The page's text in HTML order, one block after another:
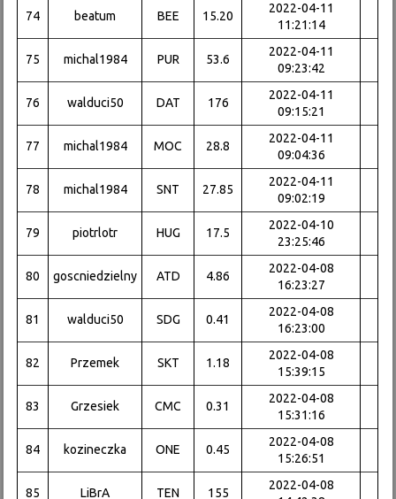
74 beatum BEE 15.20
2022-04-11
11:21:14
75 michal1984 PUR 53.6
2022-04-11
09:23:42
76 walduci50 DAT 176
2022-04-11
09:15:21
77 michal1984 MOC 28.8
2022-04-11
09:04:36
78 michal1984 SNT 27.85
2022-04-11
09:02:19
79 piotrlotr HUG 17.5
2022-04-10
23:25:46
80 goscniedzielny ATD 4.86
2022-04-08
16:23:27
81 walduci50 SDG 0.41
2022-04-08
16:23:00
82 Przemek SKT 1.18
2022-04-08
15:39:15
83 Grzesiek CMC 0.31
2022-04-08
15:31:16
84 kozineczka ONE 0.45
2022-04-08
15:26:51
85 LiBrA TEN 155
2022-04-08